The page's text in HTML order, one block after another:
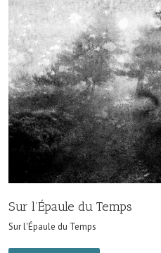
Sur l’Épaule du Temps
Sur l'Épaule du Temps